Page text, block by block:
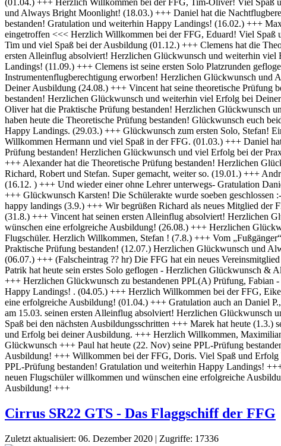
Cirrus SR22 GTS - Das Flaggschiff der FFG
Zuletzt aktualisiert: 06. Dezember 2020 | Zugriffe: 17336